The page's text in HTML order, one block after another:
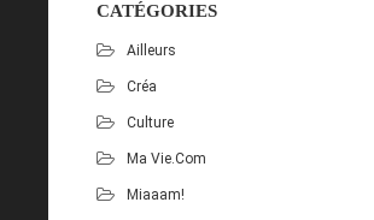
CATÉGORIES
Ailleurs
Créa
Culture
Ma Vie.com
Miaaam!